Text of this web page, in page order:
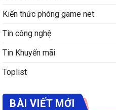
Kiến thức phòng game net
Tin công nghệ
Tin Khuyến mãi
Toplist
BÀI VIẾT MỚI